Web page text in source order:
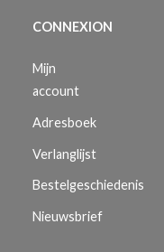
CONNEXION
Mijn
account
Adresboek
Verlanglijst
Bestelgeschiedenis
Nieuwsbrief